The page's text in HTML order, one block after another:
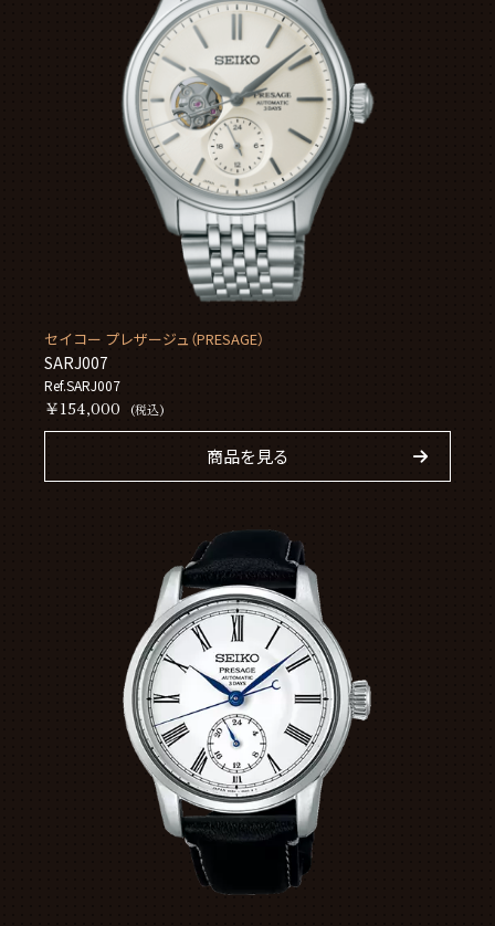
セイコー プレザージュ（PRESAGE）
SARJ007
Ref.SARJ007
￥154,000 (税込)
商品を見る